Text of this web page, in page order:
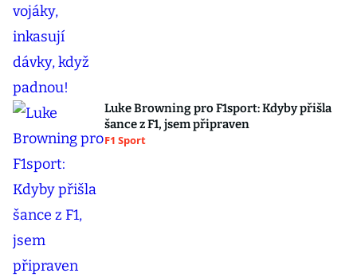
Luke Browning pro F1sport: Kdyby přišla
šance z F1, jsem připraven
F1 Sport